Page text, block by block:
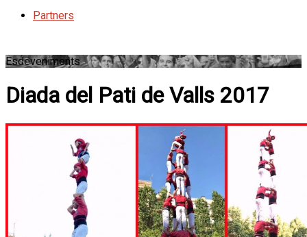
Partners
Esdeveniments
Diada del Pati de Valls 2017